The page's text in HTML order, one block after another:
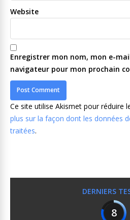
Website
Enregistrer mon nom, mon e-
navigateur pour mon prochain
Ce site utilise Akismet pour réduire
plus sur la façon dont les données
traitées.
DERNIERS
8